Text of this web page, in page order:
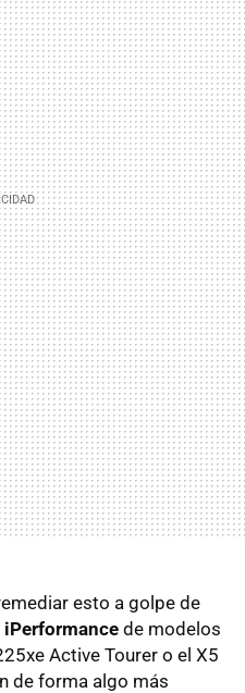
esto a golpe de
iPerformance de modelos
Active Tourer o el X5
de forma algo más